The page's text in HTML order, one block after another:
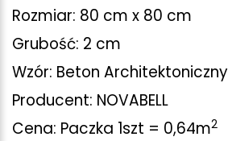
Rozmiar: 80 cm x 80 cm
Grubość: 2 cm
Wzór: Beton Architektoniczny
Producent: NOVABELL
Cena: Paczka 1szt = 0,64m2